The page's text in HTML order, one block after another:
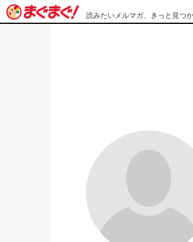
読みたいメルマガ、きっと見つ